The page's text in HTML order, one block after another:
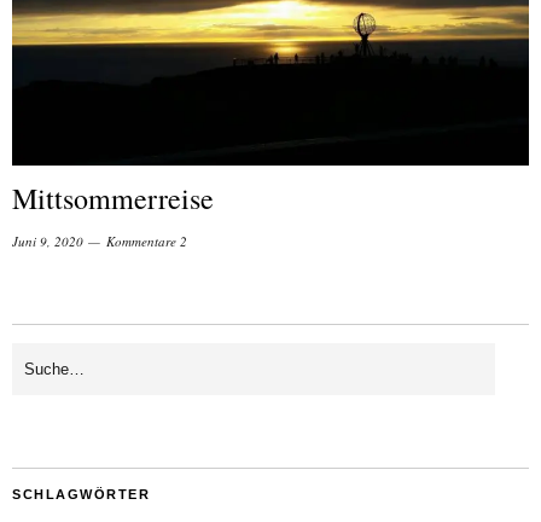
Mittsommerreise
Juni 9, 2020 Kommentare 2
SCHLAGWÖRTER